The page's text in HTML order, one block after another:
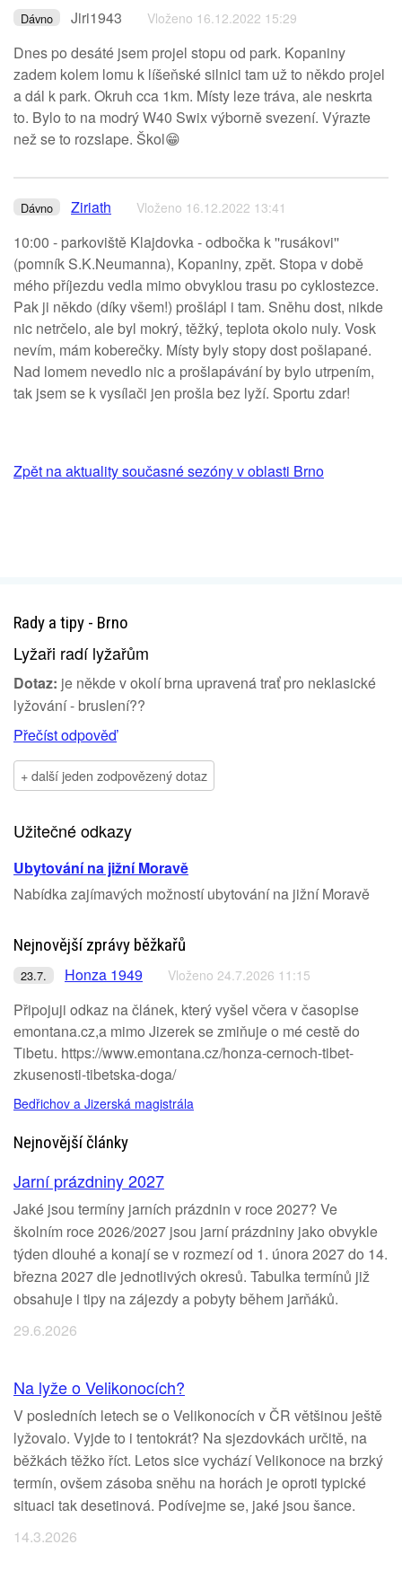
Dávno Jiri1943 Vloženo 16.12.2022 15:29
Dnes po desáté jsem projel stopu od park. Kopaniny
zadem kolem lomu k líšeňské silnici tam už to někdo projel
a dál k park. Okruh cca 1km. Místy leze tráva, ale neskrta
to. Bylo to na modrý W40 Swix výborně svezení. Výrazte
než se to rozslape. Škol😁
Dávno Ziriath Vloženo 16.12.2022 13:41
10:00 - parkoviště Klajdovka - odbočka k ''rusákovi''
(pomník S.K.Neumanna), Kopaniny, zpět. Stopa v době
mého příjezdu vedla mimo obvyklou trasu po cyklostezce.
Pak ji někdo (díky všem!) prošlápl i tam. Sněhu dost, nikde
nic netrčelo, ale byl mokrý, těžký, teplota okolo nuly. Vosk
nevím, mám koberečky. Místy byly stopy dost pošlapané.
Nad lomem nevedlo nic a prošlapávání by bylo utrpením,
tak jsem se k vysílači jen prošla bez lyží. Sportu zdar!
Zpět na aktuality současné sezóny v oblasti Brno
Rady a tipy - Brno
Lyžaři radí lyžařům
Dotaz: je někde v okolí brna upravená trať pro neklasické
lyžování - bruslení??
Přečíst odpověď
+ další jeden zodpovězený dotaz
Užitečné odkazy
Ubytování na jižní Moravě
Nabídka zajímavých možností ubytování na jižní Moravě
Nejnovější zprávy běžkařů
23.7. Honza 1949 Vloženo 24.7.2026 11:15
Připojuji odkaz na článek, který vyšel včera v časopise
emontana.cz,a mimo Jizerek se zmiňuje o mé cestě do
Tibetu. https://www.emontana.cz/honza-cernoch-tibet-
zkusenosti-tibetska-doga/
Bedřichov a Jizerská magistrála
Nejnovější články
Jarní prázdniny 2027
Jaké jsou termíny jarních prázdnin v roce 2027? Ve
školním roce 2026/2027 jsou jarní prázdniny jako obvykle
týden dlouhé a konají se v rozmezí od 1. února 2027 do 14.
března 2027 dle jednotlivých okresů. Tabulka termínů již
obsahuje i tipy na zájezdy a pobyty během jarňáků.
29.6.2026
Na lyže o Velikonocích?
V posledních letech se o Velikonocích v ČR většinou ještě
lyžovalo. Vyjde to i tentokrát? Na sjezdovkách určitě, na
běžkách těžko říct. Letos sice vychází Velikonoce na brzký
termín, ovšem zásoba sněhu na horách je oproti typické
situaci tak desetinová. Podívejme se, jaké jsou šance.
14.3.2026